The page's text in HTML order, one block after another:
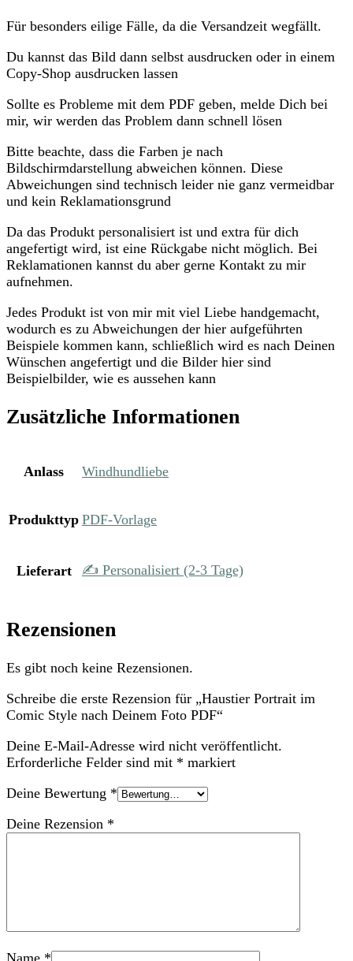
Für besonders eilige Fälle, da die Versandzeit wegfällt.
Du kannst das Bild dann selbst ausdrucken oder in einem
Copy-Shop ausdrucken lassen
Sollte es Probleme mit dem PDF geben, melde Dich bei
mir, wir werden das Problem dann schnell lösen
Bitte beachte, dass die Farben je nach
Bildschirmdarstellung abweichen können. Diese
Abweichungen sind technisch leider nie ganz vermeidbar
und kein Reklamationsgrund
Da das Produkt personalisiert ist und extra für dich
angefertigt wird, ist eine Rückgabe nicht möglich. Bei
Reklamationen kannst du aber gerne Kontakt zu mir
aufnehmen.
Jedes Produkt ist von mir mit viel Liebe handgemacht,
wodurch es zu Abweichungen der hier aufgeführten
Beispiele kommen kann, schließlich wird es nach Deinen
Wünschen angefertigt und die Bilder hier sind
Beispielbilder, wie es aussehen kann
Zusätzliche Informationen
Anlass Windhundliebe
Produkttyp PDF-Vorlage
Lieferart ✍️ Personalisiert (2-3 Tage)
Rezensionen
Es gibt noch keine Rezensionen.
Schreibe die erste Rezension für „Haustier Portrait im
Comic Style nach Deinem Foto PDF“
Deine E-Mail-Adresse wird nicht veröffentlicht.
Erforderliche Felder sind mit * markiert
Deine Bewertung *
Deine Rezension *
Name *